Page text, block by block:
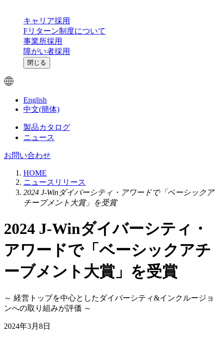
キャリア採用
Fリターン制度について
事業所採用
障がい者採用
閉じる
English
中文(簡体)
製品カタログ
ニュース
お問い合わせ
HOME
ニュースリリース
2024 J-Winダイバーシティ・アワードで「ベーシックア
チーブメント大賞」を受賞
2024 J-Winダイバーシティ・
アワードで「ベーシックアチ
ーブメント大賞」を受賞
～ 経営トップを中心としたダイバーシティ&インクルージョ
ンへの取り組みが評価 ～
2024年3月8日